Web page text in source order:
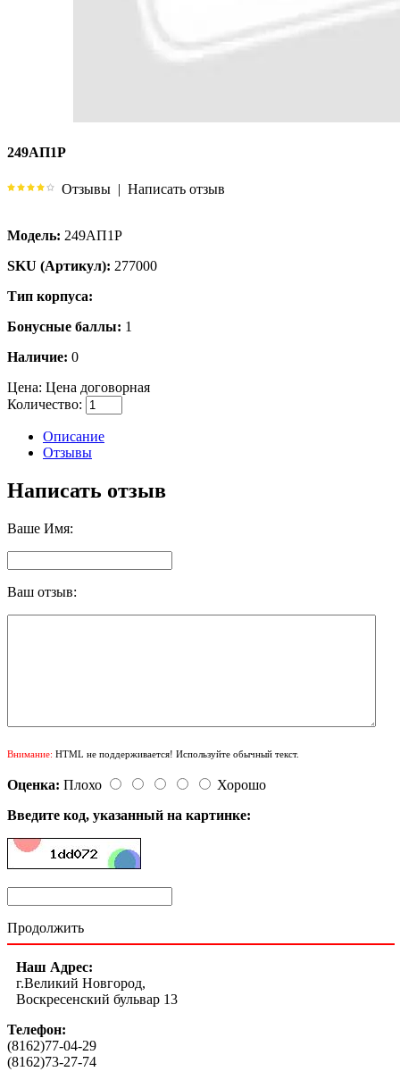
249АП1Р
Отзывы | Написать отзыв
Модель: 249АП1Р
SKU (Артикул): 277000
Тип корпуса:
Бонусные баллы: 1
Наличие: 0
Цена: Цена договорная
Количество:
Описание
Отзывы
Написать отзыв
Ваше Имя:
Ваш отзыв:
Внимание: HTML не поддерживается! Используйте обычный текст.
Оценка: Плохо
Хорошо
Введите код, указанный на картинке:
Продолжить
Наш Адрес:
г.Великий Новгород,
Воскресенский бульвар 13
Телефон:
(8162)77-04-29
(8162)73-27-74